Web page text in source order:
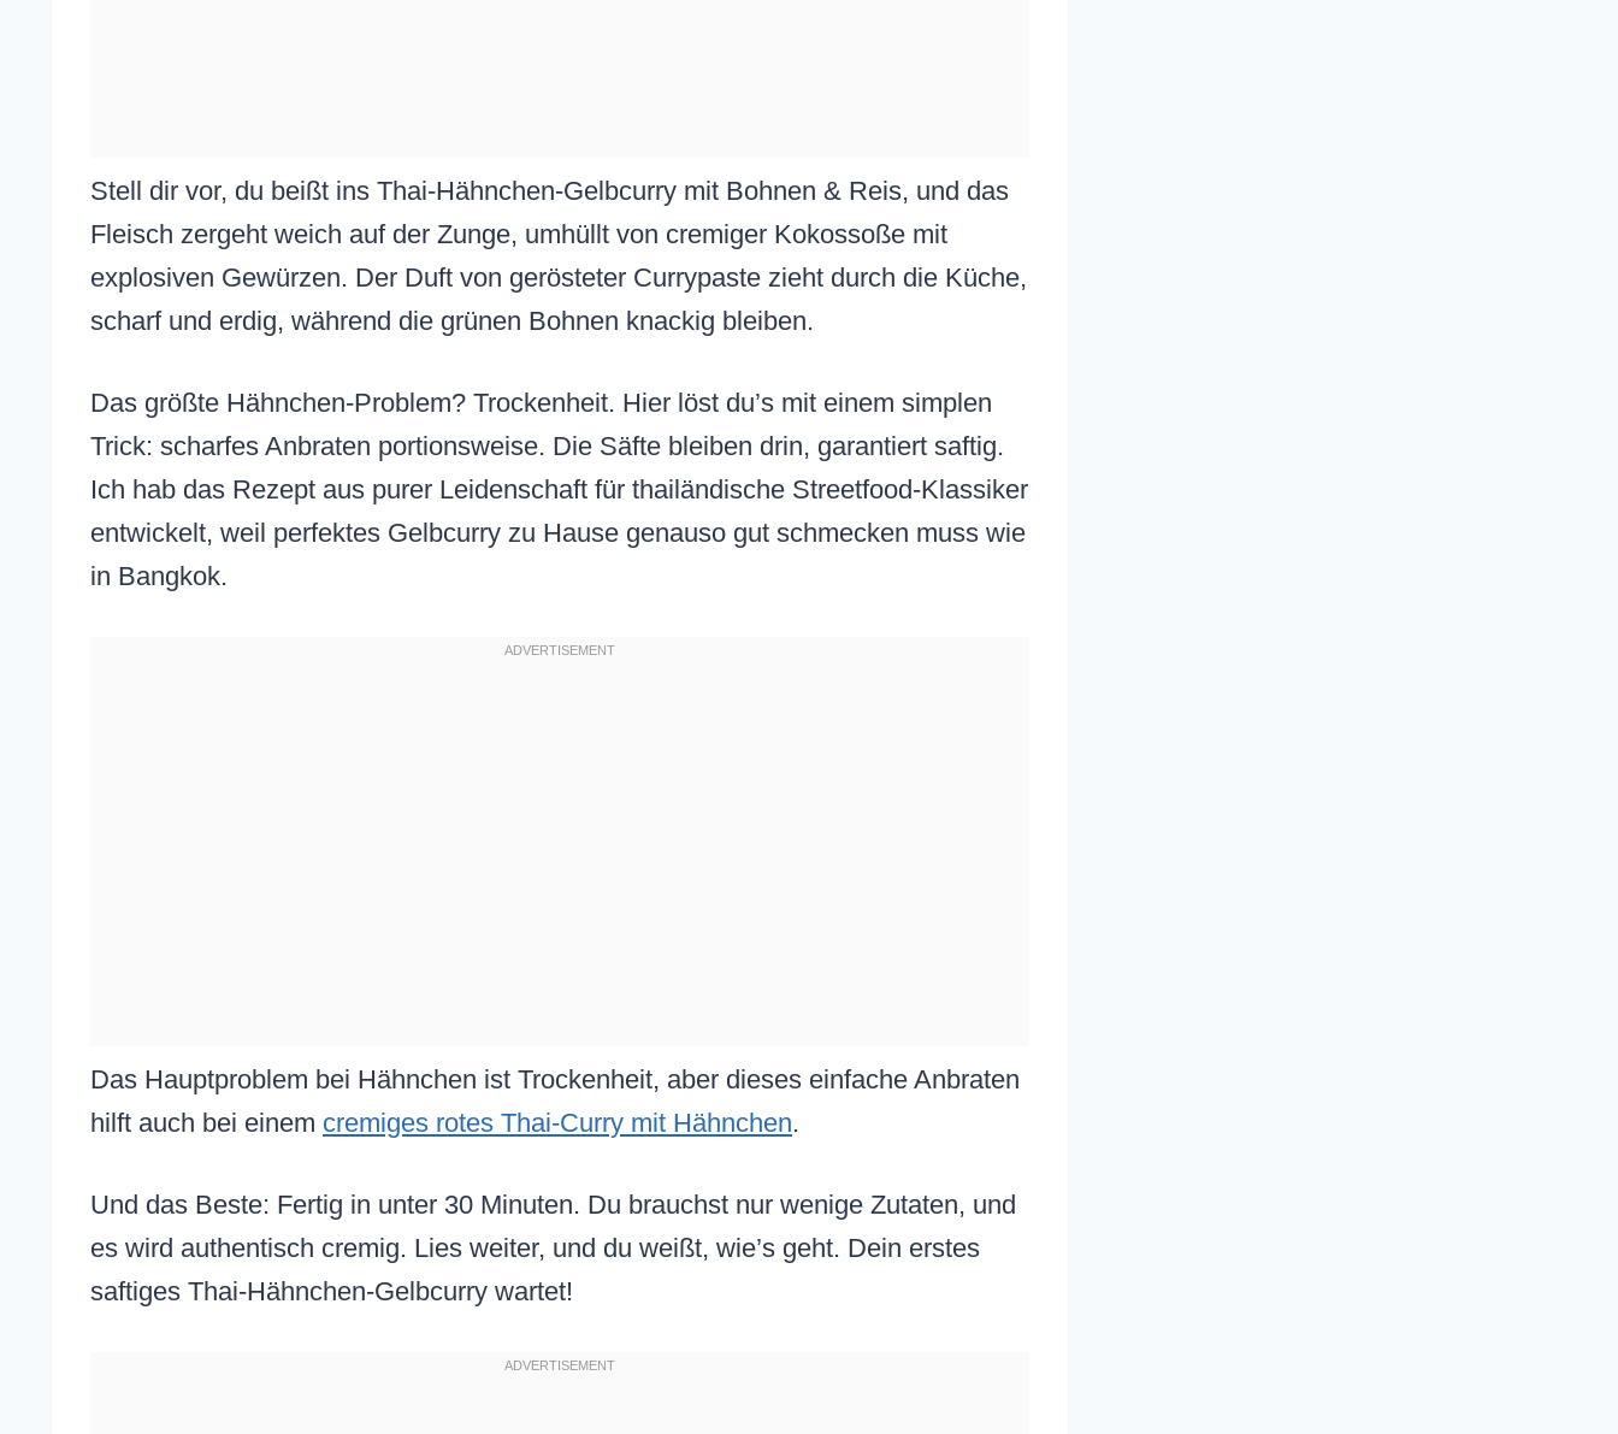
Stell dir vor, du beißt ins Thai-Hähnchen-Gelbcurry mit Bohnen & Reis, und das
Fleisch zergeht weich auf der Zunge, umhüllt von cremiger Kokossoße mit
explosiven Gewürzen. Der Duft von gerösteter Currypaste zieht durch die Küche,
scharf und erdig, während die grünen Bohnen knackig bleiben.
Das größte Hähnchen-Problem? Trockenheit. Hier löst du’s mit einem simplen
Trick: scharfes Anbraten portionsweise. Die Säfte bleiben drin, garantiert saftig.
Ich hab das Rezept aus purer Leidenschaft für thailändische Streetfood-Klassiker
entwickelt, weil perfektes Gelbcurry zu Hause genauso gut schmecken muss wie
in Bangkok.
Das Hauptproblem bei Hähnchen ist Trockenheit, aber dieses einfache Anbraten
hilft auch bei einem cremiges rotes Thai-Curry mit Hähnchen.
Und das Beste: Fertig in unter 30 Minuten. Du brauchst nur wenige Zutaten, und
es wird authentisch cremig. Lies weiter, und du weißt, wie’s geht. Dein erstes
saftiges Thai-Hähnchen-Gelbcurry wartet!